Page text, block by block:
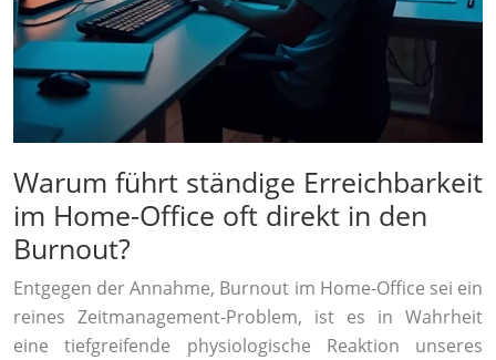
Warum führt ständige Erreichbarkeit
im Home-Office oft direkt in den
Burnout?
Entgegen der Annahme, Burnout im Home-Office sei ein
reines Zeitmanagement-Problem, ist es in Wahrheit
eine tiefgreifende physiologische Reaktion unseres